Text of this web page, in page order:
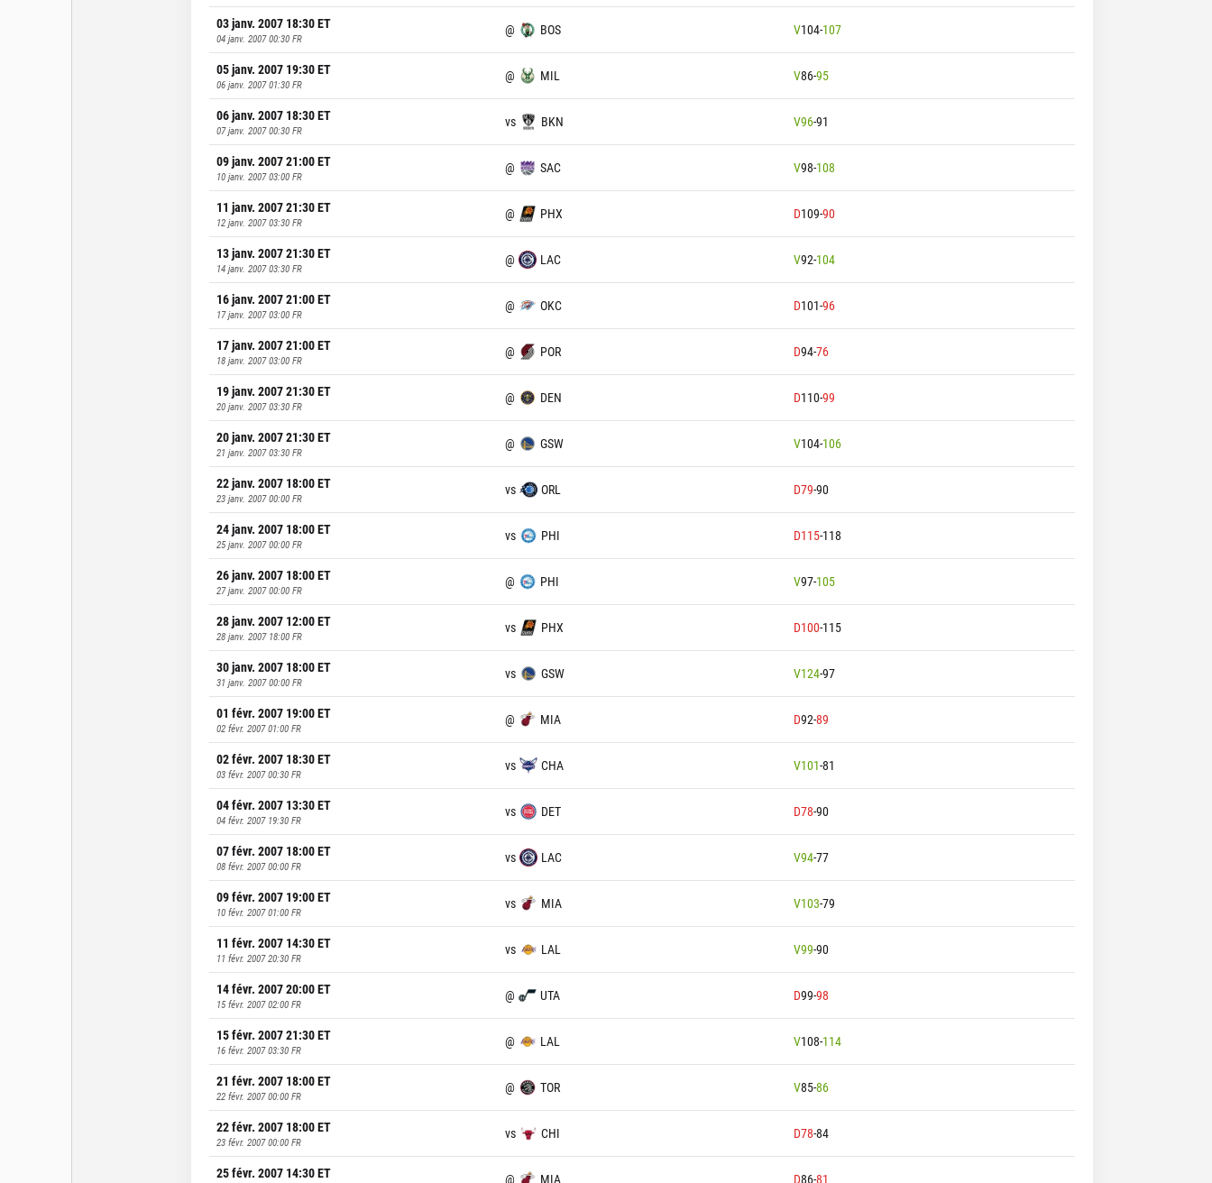
03 janv. 2007 18:30ET
04 janv. 2007 00:30 FR
@ BOS V104-107
05 janv. 2007 19:30ET
06 janv. 2007 01:30 FR
@ MIL V86-95
06 janv. 2007 18:30ET
07 janv. 2007 00:30 FR
vs BKN V96-91
09 janv. 2007 21:00ET
10 janv. 2007 03:00 FR
@ SAC V98-108
11 janv. 2007 21:30ET
12 janv. 2007 03:30 FR
@ PHX D109-90
13 janv. 2007 21:30ET
14 janv. 2007 03:30 FR
@ LAC V92-104
16 janv. 2007 21:00ET
17 janv. 2007 03:00 FR
@ OKC D101-96
17 janv. 2007 21:00ET
18 janv. 2007 03:00 FR
@ POR D94-76
19 janv. 2007 21:30ET
20 janv. 2007 03:30 FR
@ DEN D110-99
20 janv. 2007 21:30ET
21 janv. 2007 03:30 FR
@ GSW V104-106
22 janv. 2007 18:00ET
23 janv. 2007 00:00 FR
vs ORL D79-90
24 janv. 2007 18:00ET
25 janv. 2007 00:00 FR
vs PHI D115-118
26 janv. 2007 18:00ET
27 janv. 2007 00:00 FR
@ PHI V97-105
28 janv. 2007 12:00ET
28 janv. 2007 18:00 FR
vs PHX D100-115
30 janv. 2007 18:00ET
31 janv. 2007 00:00 FR
vs GSW V124-97
01 févr. 2007 19:00ET
02 févr. 2007 01:00 FR
@ MIA D92-89
02 févr. 2007 18:30ET
03 févr. 2007 00:30 FR
vs CHA V101-81
04 févr. 2007 13:30ET
04 févr. 2007 19:30 FR
vs DET D78-90
07 févr. 2007 18:00ET
08 févr. 2007 00:00 FR
vs LAC V94-77
09 févr. 2007 19:00ET
10 févr. 2007 01:00 FR
vs MIA V103-79
11 févr. 2007 14:30ET
11 févr. 2007 20:30 FR
vs LAL V99-90
14 févr. 2007 20:00ET
15 févr. 2007 02:00 FR
@ UTA D99-98
15 févr. 2007 21:30ET
16 févr. 2007 03:30 FR
@ LAL V108-114
21 févr. 2007 18:00ET
22 févr. 2007 00:00 FR
@ TOR V85-86
22 févr. 2007 18:00ET
23 févr. 2007 00:00 FR
vs CHI D78-84
25 févr. 2007 14:30ET @ MIA D86-81